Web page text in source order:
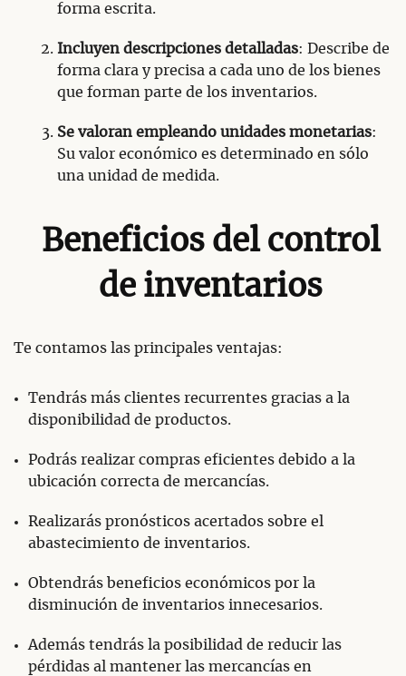
forma escrita.
Incluyen descripciones detalladas: Describe de
forma clara y precisa a cada uno de los bienes
que forman parte de los inventarios.
Se valoran empleando unidades monetarias:
Su valor económico es determinado en sólo
una unidad de medida.
Beneficios del control
de inventarios
Te contamos las principales ventajas:
Tendrás más clientes recurrentes gracias a la
disponibilidad de productos.
Podrás realizar compras eficientes debido a la
ubicación correcta de mercancías.
Realizarás pronósticos acertados sobre el
abastecimiento de inventarios.
Obtendrás beneficios económicos por la
disminución de inventarios innecesarios.
Además tendrás la posibilidad de reducir las
pérdidas al mantener las mercancías en